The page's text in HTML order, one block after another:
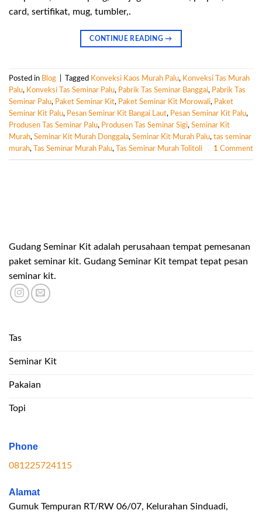
card, sertifikat, mug, tumbler,.
CONTINUE READING→
Posted in Blog Tagged Konveksi Kaos Murah Palu, Konveksi Tas Murah
Palu, Konveksi Tas Seminar Palu, Pabrik Tas Seminar Banggai, Pabrik Tas
Seminar Palu, Paket Seminar Kit, Paket Seminar Kit Morowali, Paket
Seminar Kit Palu, Pesan Seminar Kit Bangai Laut, Pesan Seminar Kit Palu,
Produsen Tas Seminar Palu, Produsen Tas Seminar Sigi, Seminar Kit
Murah, Seminar Kit Murah Donggala, Seminar Kit Murah Palu, tas seminar
murah, Tas Seminar Murah Palu, Tas Seminar Murah Tolitoli 1 Comment
Gudang Seminar Kit adalah perusahaan tempat pemesanan
paket seminar kit. Gudang Seminar Kit tempat tepat pesan
seminar kit.
Tas
Seminar Kit
Pakaian
Topi
Phone
081225724115
Alamat
Gumuk Tempuran RT/RW 06/07, Kelurahan Sinduadi,